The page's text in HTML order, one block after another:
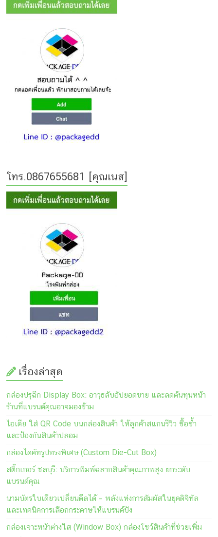
โทร.0867655681 [คุณเนส]
เรื่องล่าสุด
กล่องปรุฉีก Display Box: อาวุธลับอัปยอดขาย และลดต้นทุนหน้า
ร้านที่แบรนด์คุณอาจมองข้าม
ไอเดีย ใส่ QR Code บนกล่องสินค้า ให้ลูกค้าสแกนรีวิว ซื้อซ้ำ
และป้องกันสินค้าปลอม
กล่องไดคัทรูปทรงพิเศษ (Custom Die-Cut Box)
สติ๊กเกอร์ ชลบุรี: บริการพิมพ์ฉลากสินค้าคุณภาพสูง ยกระดับ
แบรนด์คุณ
นามบัตรใบเดียวเปลี่ยนดีลได้ – พลังแห่งการสัมผัสในยุคดิจิทัล
และเทคนิคการเลือกกระดาษให้แบรนด์ปัง
กล่องเจาะหน้าต่างใส (Window Box) กล่องโชว์สินค้าที่ช่วยเพิ่ม